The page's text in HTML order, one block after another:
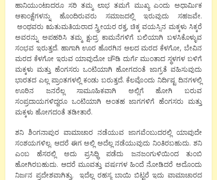
ಹಾನಿಯುಂಟಾದರೂ ಸರಿ ತಮ್ಮ ಲಾಭ ತಮಗೆ ಮುಖ್ಯ ಎಂದು ಅಧಾರ್ಮಿಕ
ಆಕಾಂಕ್ಷೆಗಳನ್ನು ಹೊಂದಿರುವರು ಸಮಾಜದಲ್ಲಿ ಇರುವುದು ಸಹಜವೇ.
ಅಂಥವರು ಋತುಮತಿಯರಾದ ಸ್ತ್ರೀಯರ ರಕ್ತ, ಚಿಕ್ಕ ವಯಸ್ಸಿನ ಮಕ್ಕಳು ಸಿಕ್ಕರೆ
ಅವರನ್ನು ಅಪಹರಿಸಿ ತಮ್ಮ ಕ್ಷುದ್ರ ಕಾಮನೆಗಳಿಗೆ ಬಲಿಯಾಗಿ ಬಳಸಿಕೊಳ್ಳುವ
ಸಂಭವ ಇರುತ್ತದೆ. ಹಾಗಾಗಿ ಊರ ಹೊರಗಿನ ಆಲದ ಮರದ ಕೆಳಗೋ, ಬೇವಿನ
ಮರದ ಕೆಳಗೋ ಇರುವ ಯಾವುದೋ ಚೌಡಿ ದುರ್ಗೆ ಮುಂತಾದ ಸ್ಥಳಗಳ ಬಳಿಗೆ
ಮಕ್ಕಳು ಮತ್ತು ಹೆಂಗಸರು ಒಂಟಿಯಾಗಿ ಹೋಗದಂತೆ ಜಾಗ್ರತೆ ವಹಿಸುವುದು
ಭಾರತದ ಎಲ್ಲ ಪ್ರಾಂತಗಳಲ್ಲಿ ಕಂಡು ಬರುತ್ತದೆ. ಕೆಲವೊಂದು ನಿರ್ದಿಷ್ಟ ದಿನಗಳಲ್ಲಿ
ಊರಿನ ಜನರೆಲ್ಲ ಸಾಮೂಹಿಕವಾಗಿ ಅಲ್ಲಿಗೆ ಹೋಗಿ ಬರುವ
ಸಂಪ್ರದಾಯಗಳಿದ್ದರೂ ಒಂಟಿಯಾಗಿ ಅಂತಹ ಜಾಗಗಳಿಗೆ ಹೆಂಗಸರು ಮತ್ತು
ಮಕ್ಕಳು ಹೋಗದಂತೆ ತಡೀತಾರೆ.
ಶನಿ ಶಿಂಗನಾಪುರ ವಾಮಾಚಾರ ನಡೆಯುವ ಜಾಗವೆಂಬುದರಲ್ಲಿ ಯಾವುದೇ
ಸಂಶಯಗಳಿಲ್ಲ. ಆದರೆ ಈಗ ಅಲ್ಲಿ ಅದೆಲ್ಲ ನಡೆಯುವುದು ನಿಂತಿರಬಹುದು. ಶನಿ
ಎಂಬ ಹೆಸರಲ್ಲಿ ಅದು ಪ್ರಸಿಧ್ಧಿ ಪಡೆದು ಜನಜಂಗುಳಿಯಿಂದ ತುಂಬಿ
ಹೋಗಿರಬಹುದು. ಆದರೆ ಮೂವತ್ತು ವರ್ಷಗಳ ಹಿಂದೆ ನೋಡಿದರೆ ಅದೊಂದು
ನಿರ್ಜನ ಪ್ರದೇಶವಾಗಿತ್ತು. ಇದೆಲ್ಲ ರಹಸ್ಯ ಬಾಯಿ ಬಿಟ್ಟರೆ ಇದು ವಾಮಾಚಾರದ